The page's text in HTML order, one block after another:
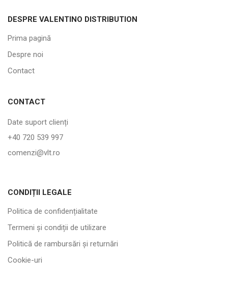
DESPRE VALENTINO DISTRIBUTION
Prima pagină
Despre noi
Contact
CONTACT
Date suport clienți
+40 720 539 997
comenzi@vlt.ro
CONDIȚII LEGALE
Politica de confidențialitate
Termeni și condiții de utilizare
Politică de rambursări și returnări
Cookie-uri